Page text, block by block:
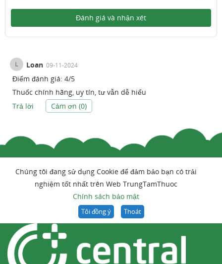
Đánh giá và nhận xét
L Loan 09-11-2024
Điểm đánh giá: 4/5
Thuốc chính hãng, uy tín, tư vẫn dễ hiểu
Trả lời
Cảm ơn (0)
Chúng tôi đang sử dụng Cookie để đảm bảo bạn có trải
nghiệm tốt nhất trên Web TrungTamThuoc
Chính sách bảo mật
Tôi đồng ý Thoát